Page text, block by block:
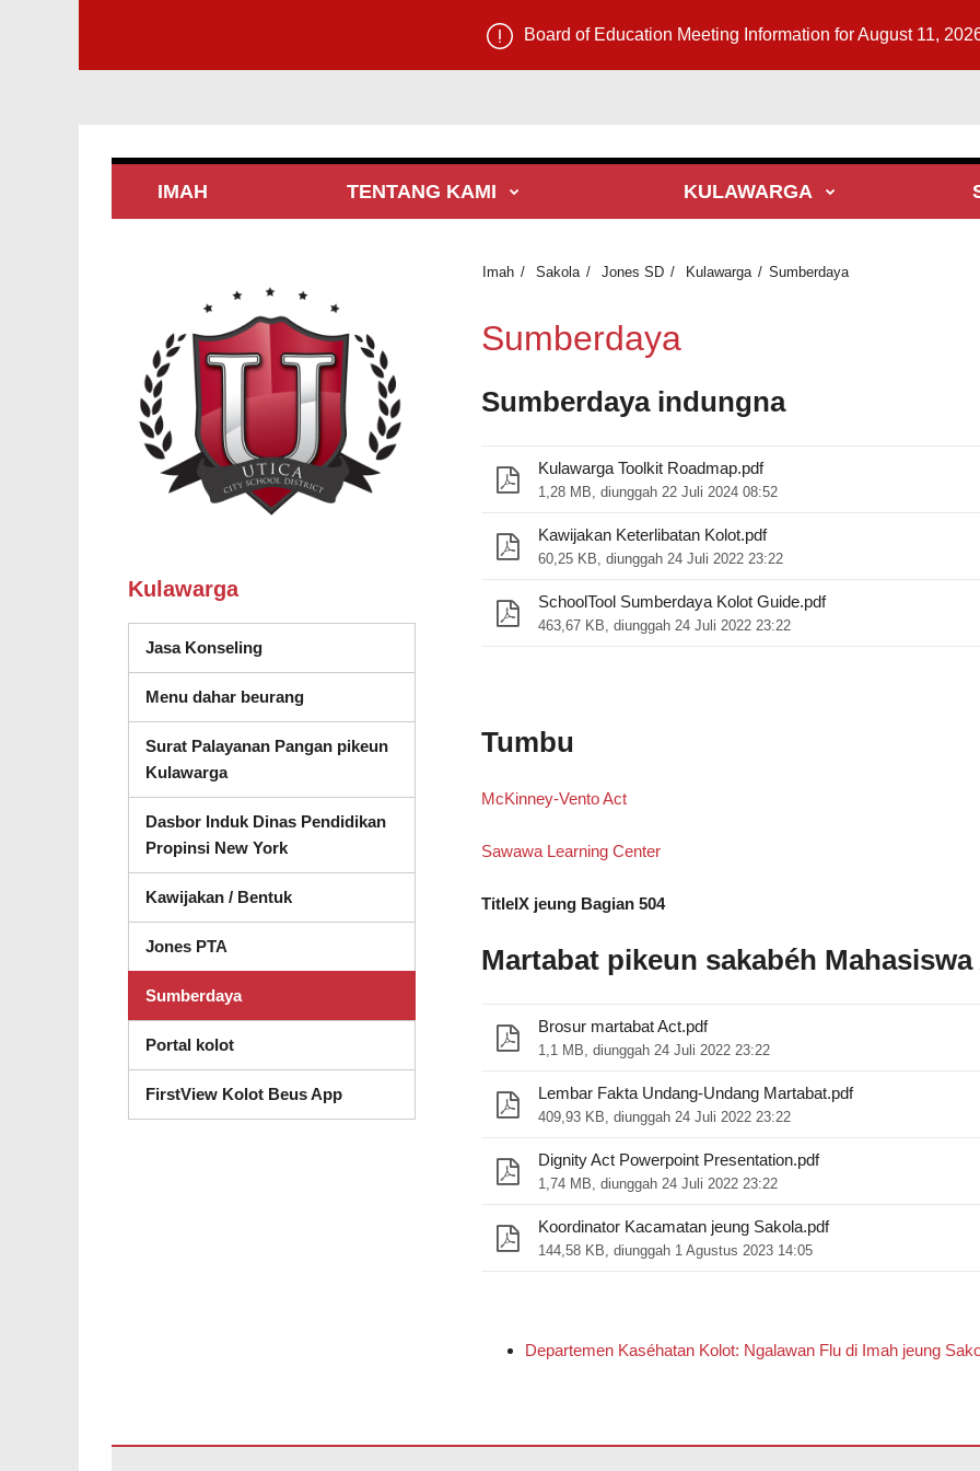
Board of Education Meeting Information for August 11,
IMAH TENTANG KAMI KULAWARGA
Imah Sakola Jones SD Kulawarga Sumberdaya
Sumberdaya
Sumberdaya indungna
Kulawarga Toolkit Roadmap.pdf
1,28 MB, diunggah 22 Juli 2024 08:52
Kawijakan Keterlibatan Kolot.pdf
60,25 KB, diunggah 24 Juli 2022 23:22
SchoolTool Sumberdaya Kolot Guide.pdf
463,67 KB, diunggah 24 Juli 2022 23:22
Tumbu
McKinney-Vento Act
Sawawa Learning Center
TitleIX jeung Bagian 504
Martabat pikeun sakabéh Mahasiswa
Brosur martabat Act.pdf
1,1 MB, diunggah 24 Juli 2022 23:22
Lembar Fakta Undang-Undang Martabat.pdf
409,93 KB, diunggah 24 Juli 2022 23:22
Dignity Act Powerpoint Presentation.pdf
1,74 MB, diunggah 24 Juli 2022 23:22
Koordinator Kacamatan jeung Sakola.pdf
144,58 KB, diunggah 1 Agustus 2023 14:05
Departemen Kaséhatan Kolot: Ngalawan Flu di Imah jeung
Kulawarga
Jasa Konseling(muka dina jandela anyar)
Menu dahar beurang
Surat Palayanan Pangan pikeun
Kulawarga
Dasbor Induk Dinas Pendidikan
Propinsi New York(muka dina jandela nu anyar)
Kawijakan / Bentuk
Jones PTA
Sumberdaya
Portal kolot
FirstView Kolot Beus App